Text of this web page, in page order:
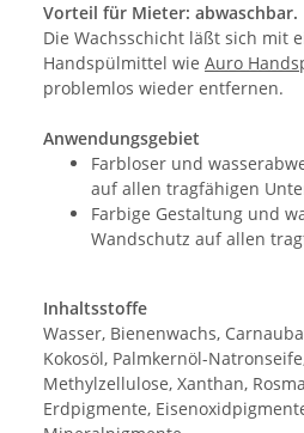
Vorteil für Mieter: abwaschbar.
Die Wachsschicht läßt sich mit
Handspülmittel wie Auro
problemlos wieder entfernen.
Anwendungsgebiet
Farbloser und
auf allen tragfähigen
Farbige Gestaltung und
Wandschutz auf allen
Inhaltsstoffe
Wasser, Bienenwachs,
Kokosöl, Palmkernöl-
Methylzellulose, Xanthan,
Erdpigmente,